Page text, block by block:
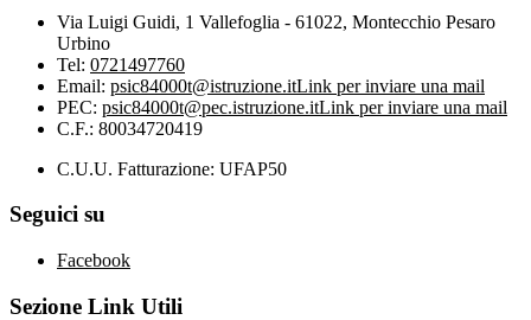
Via Luigi Guidi, 1 Vallefoglia - 61022, Montecchio Pesaro
Urbino
Tel: 0721497760
Email: psic84000t@istruzione.itLink per inviare una mail
PEC: psic84000t@pec.istruzione.itLink per inviare una mail
C.F.: 80034720419
C.U.U. Fatturazione: UFAP50
Seguici su
Facebook
Sezione Link Utili